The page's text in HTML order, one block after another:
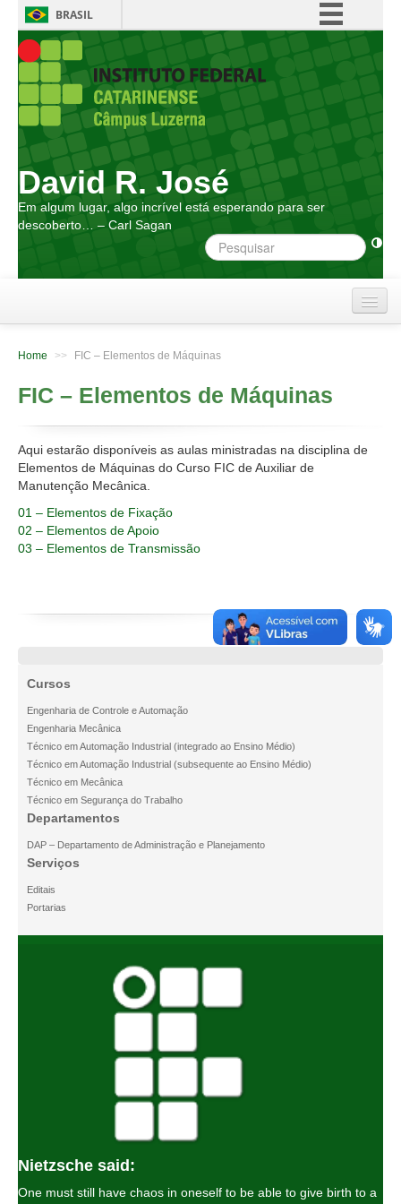
BRASIL
Simplifique!
Comunica BR
Acesso à informação
Legislação
Canais
David R. José
Em algum lugar, algo incrível está esperando para ser
descoberto… – Carl Sagan
Disciplinas
Home >> FIC – Elementos de Máquinas
FIC – Elementos de Máquinas
Aqui estarão disponíveis as aulas ministradas na disciplina de
Elementos de Máquinas do Curso FIC de Auxiliar de
Manutenção Mecânica.
01 – Elementos de Fixação
02 – Elementos de Apoio
03 – Elementos de Transmissão
Cursos
Engenharia de Controle e Automação
Engenharia Mecânica
Técnico em Automação Industrial (integrado ao Ensino Médio)
Técnico em Automação Industrial (subsequente ao Ensino Médio)
Técnico em Mecânica
Técnico em Segurança do Trabalho
Departamentos
DAP – Departamento de Administração e Planejamento
Serviços
Editais
Portarias
Nietzsche said:
One must still have chaos in oneself to be able to give birth to a